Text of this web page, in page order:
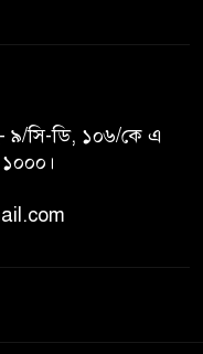
৯/সি-ডি, ১০৬/কে এ